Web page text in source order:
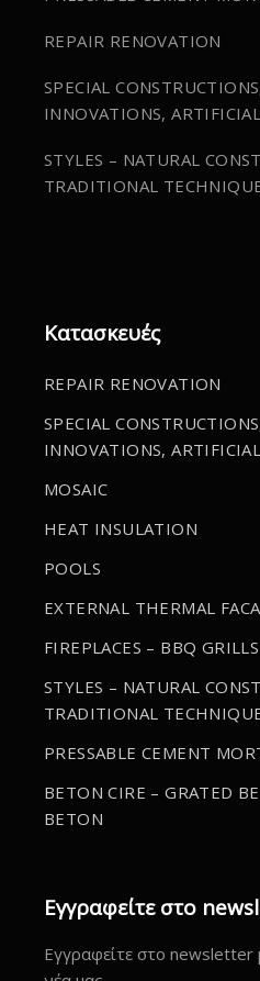
REPAIR RENOVATION
SPECIAL
INNOVATIONS,
STYLES – NATURAL
TRADITIONAL
Κατασκευές
REPAIR RENOVATION
SPECIAL
INNOVATIONS,
MOSAIC
HEAT INSULATION
POOLS
EXTERNAL THERMAL
FIREPLACES – BBQ
STYLES – NATURAL
TRADITIONAL
PRESSABLE CEMENT
BETON CIRE – GRATED
BETON
Εγγραφείτε στο
Εγγραφείτε στο newsletter